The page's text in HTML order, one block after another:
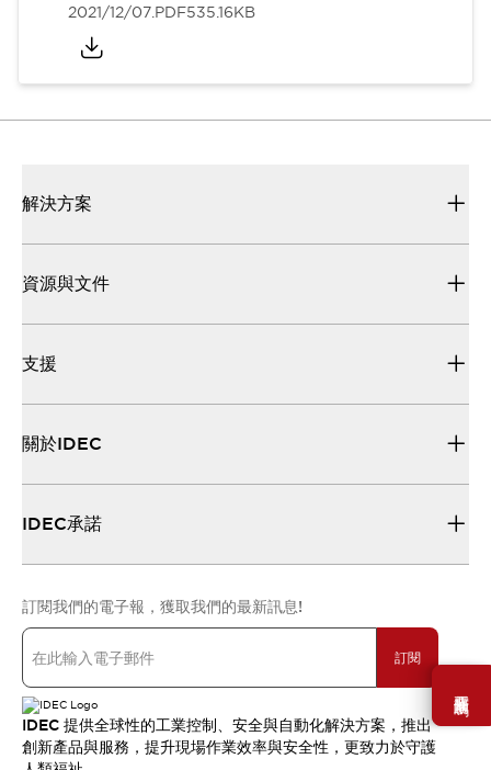
需要幫助嗎？
2021/12/07.PDF535.16KB
解決方案
資源與文件
支援
關於IDEC
IDEC承諾
訂閱我們的電子報，獲取我們的最新訊息!
訂閱
IDEC 提供全球性的工業控制、安全與自動化解決方案，推出
創新產品與服務，提升現場作業效率與安全性，更致力於守護